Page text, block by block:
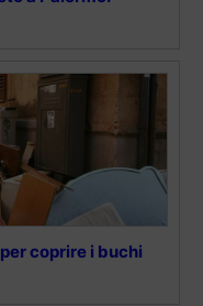
coprire i buchi